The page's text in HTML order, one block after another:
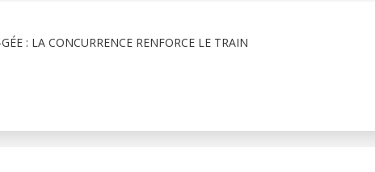
: LA CONCURRENCE RENFORCE LE TRAIN